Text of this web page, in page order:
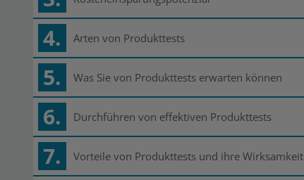
4. Arten von Produkttests
5. Was Sie von Produkttests erwarten können
6. Durchführen von effektiven Produkttests
7. Vorteile von Produkttests und ihre Wirksamkeit